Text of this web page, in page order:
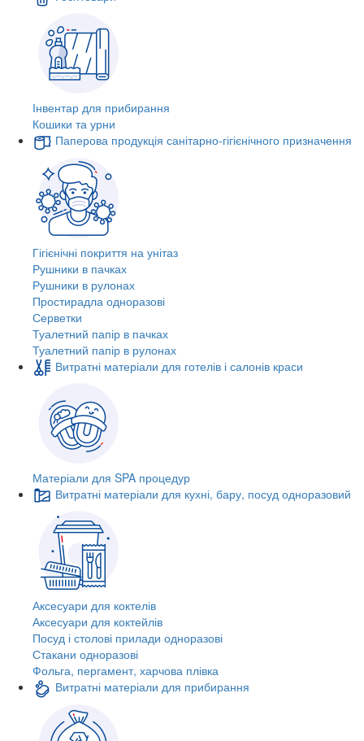
Інвентар для прибирання
Кошики та урни
Паперова продукція санітарно-гігієнічного призначення
Гігієнічні покриття на унітаз
Рушники в пачках
Рушники в рулонах
Простирадла одноразові
Серветки
Туалетний папір в пачках
Туалетний папір в рулонах
Витратні матеріали для готелів і салонів краси
Матеріали для SPA процедур
Витратні матеріали для кухні, бару, посуд одноразовий
Аксесуари для коктелів
Аксесуари для коктейлів
Посуд і столові прилади одноразові
Стакани одноразові
Фольга, пергамент, харчова плівка
Витратні матеріали для прибирання